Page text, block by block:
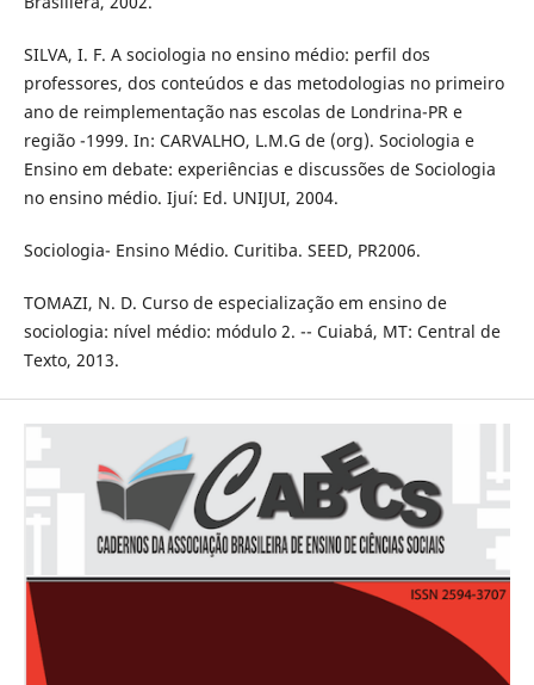
SILVA, I. F. A sociologia no ensino médio: perfil dos
professores, dos conteúdos e das metodologias no primeiro
ano de reimplementação nas escolas de Londrina-PR e
região -1999. In: CARVALHO, L.M.G de (org). Sociologia e
Ensino em debate: experiências e discussões de Sociologia
no ensino médio. Ijuí: Ed. UNIJUI, 2004.
Sociologia- Ensino Médio. Curitiba. SEED, PR2006.
TOMAZI, N. D. Curso de especialização em ensino de
sociologia: nível médio: módulo 2. -- Cuiabá, MT: Central de
Texto, 2013.